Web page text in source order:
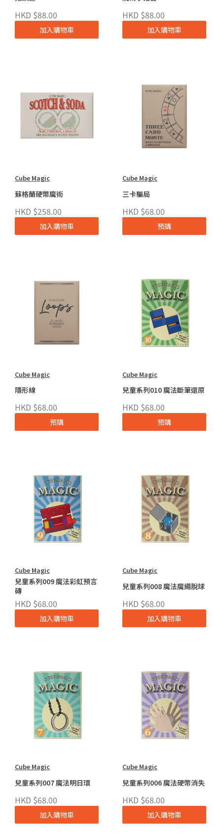
HKD $88.00
加入購物車
HKD $88.00
加入購物車
Cube Magic
蘇格蘭硬幣魔術
HKD $258.00
加入購物車
Cube Magic
三卡騙局
HKD $68.00
預購
Cube Magic
隱形線
HKD $68.00
預購
Cube Magic
兒童系列010 魔法斷筆還原
HKD $68.00
預購
Cube Magic
兒童系列009 魔法彩虹預言
磚
HKD $68.00
加入購物車
Cube Magic
兒童系列008 魔法魔繩脫球
HKD $68.00
加入購物車
Cube Magic
兒童系列007 魔法明日環
HKD $68.00
加入購物車
Cube Magic
兒童系列006 魔法硬幣消失
HKD $68.00
加入購物車